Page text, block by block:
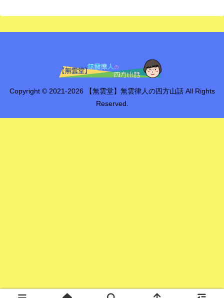
Copyright © 2021-2026 【無雲堂】無雲律人の四方山話 All Rights
Reserved.